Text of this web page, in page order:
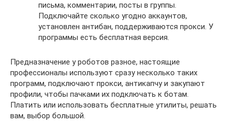
письма, комментарии, посты в группы.
Подключайте сколько угодно аккаунтов,
установлен антибан, поддерживаются прокси. У
программы есть бесплатная версия.
Предназначение у роботов разное, настоящие
профессионалы используют сразу несколько таких
программ, подключают прокси, антикапчу и закупают
профили, чтобы пачками их подключать к ботам.
Платить или использовать бесплатные утилиты, решать
вам, выбор большой.